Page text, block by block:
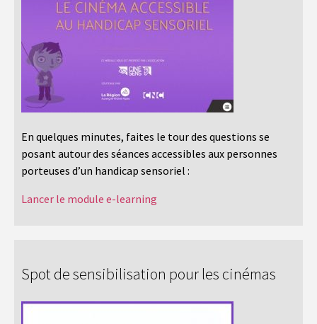
En quelques minutes, faites le tour des questions se
posant autour des séances accessibles aux personnes
porteuses d’un handicap sensoriel :
Lancer le module e-learning
Spot de sensibilisation pour les cinémas